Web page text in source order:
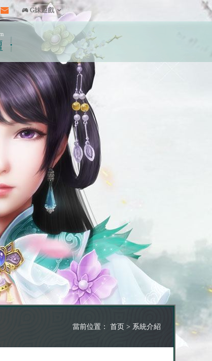
| 󰀷 G妹遊戲
當前位置： 首页 > 系統介紹